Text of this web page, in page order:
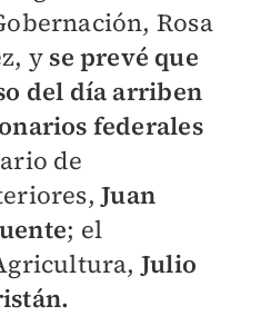
Rosa
y se prevé que
del día arriben
federales
de
Juan
; el
Julio